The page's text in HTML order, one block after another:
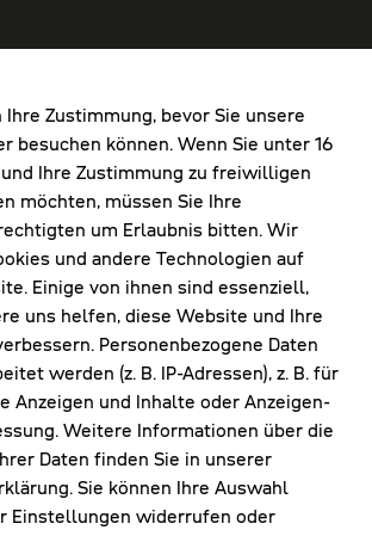
Zustimmung, bevor Sie unsere
besuchen können. Wenn Sie unter 16
Ihre Zustimmung zu freiwilligen
möchten, müssen Sie Ihre
um Erlaubnis bitten. Wir
und andere Technologien auf
Einige von ihnen sind essenziell,
uns helfen, diese Website und Ihre
Personenbezogene Daten
werden (z. B. IP-Adressen), z. B. für
Anzeigen und Inhalte oder Anzeigen-
Weitere Informationen über die
Daten finden Sie in unserer
Sie können Ihre Auswahl
Einstellungen widerrufen oder
& 13:00-16:00 Uhr
& 13:00-17:30 Uhr
Uhr
Monat: 9:00-16:00 Uhr
zu aktueller Arbeitskleidung für
unseren Service